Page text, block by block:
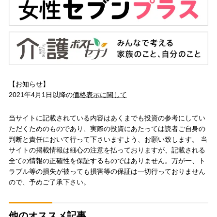
【お知らせ】
2021年4月1日以降の価格表示に関して
当サイトに記載されている内容はあくまでも投資の参考にしてい
ただくためのものであり、実際の投資にあたっては読者ご自身の
判断と責任において行って下さいますよう、お願い致します。 当
サイトの掲載情報は細心の注意を払っておりますが、記載される
全ての情報の正確性を保証するものではありません。万が一、ト
ラブル等の損失が被っても損害等の保証は一切行っておりません
ので、予めご了承下さい。